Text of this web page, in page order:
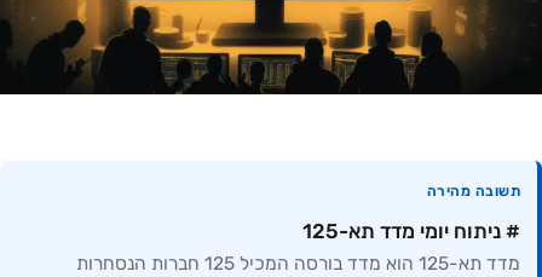
תשובה מהירה
# ניתוח יומי מדד תא-125
מדד תא-125 הוא מדד בורסה המכיל 125 חברות הנסחרות